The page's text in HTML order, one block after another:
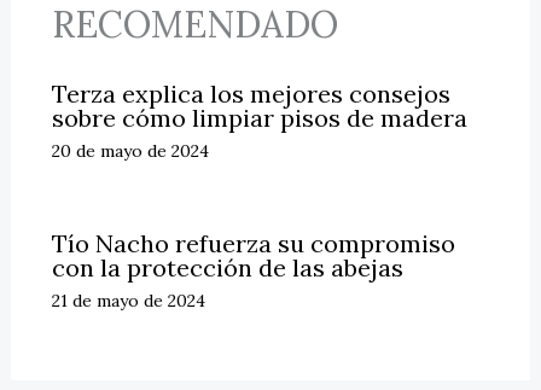
RECOMENDADO
Terza explica los mejores consejos
sobre cómo limpiar pisos de madera
20 de mayo de 2024
Tío Nacho refuerza su compromiso
con la protección de las abejas
21 de mayo de 2024